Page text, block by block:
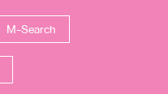
M-Search